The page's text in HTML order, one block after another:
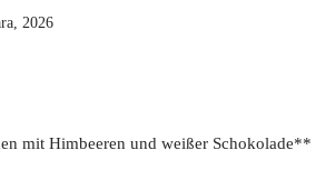
2026
mit Himbeeren und weißer Schokolade**